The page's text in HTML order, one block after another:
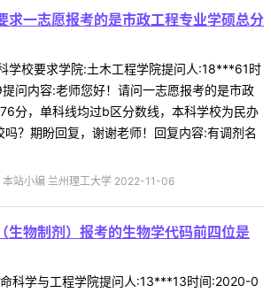
求一志愿报考的是市政工程专业学硕总分
学校要求学院:土木工程学院提问人:18***61时
问内容:老师您好！请问一志愿报考的是市政
分，单科线均过b区分数线，本科学校为民办
吗？期盼回复，谢谢老师！回复内容:有调剂名
本站小编 兰州理工大学 2022-11-06
生物制剂）报考的生物学代码前四位是
科学与工程学院提问人:13***13时间:2020-0